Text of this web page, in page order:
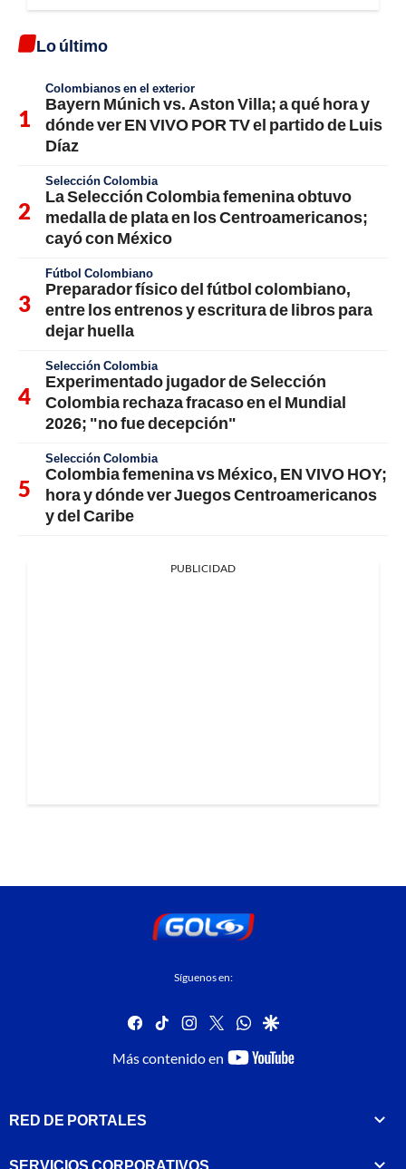
Lo último
Colombianos en el exterior
Bayern Múnich vs. Aston Villa; a qué hora y
dónde ver EN VIVO POR TV el partido de Luis
Díaz
Selección Colombia
La Selección Colombia femenina obtuvo
medalla de plata en los Centroamericanos;
cayó con México
Fútbol Colombiano
Preparador físico del fútbol colombiano,
entre los entrenos y escritura de libros para
dejar huella
Selección Colombia
Experimentado jugador de Selección
Colombia rechaza fracaso en el Mundial
2026; "no fue decepción"
Selección Colombia
Colombia femenina vs México, EN VIVO HOY;
hora y dónde ver Juegos Centroamericanos
y del Caribe
PUBLICIDAD
Síguenos en:
facebook
tiktok instagram
twitterwhatsapp
google
Más contenido en
youtube-
RED DE PORTALES
SERVICIOS CORPORATIVOS